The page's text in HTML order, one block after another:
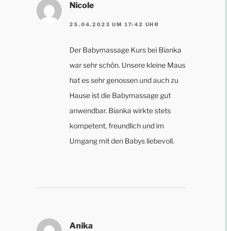
Nicole
25.04.2023 UM 17:42 UHR
Der Babymassage Kurs bei Bianka
war sehr schön. Unsere kleine Maus
hat es sehr genossen und auch zu
Hause ist die Babymassage gut
anwendbar. Bianka wirkte stets
kompetent, freundlich und im
Umgang mit den Babys liebevoll.
Anika